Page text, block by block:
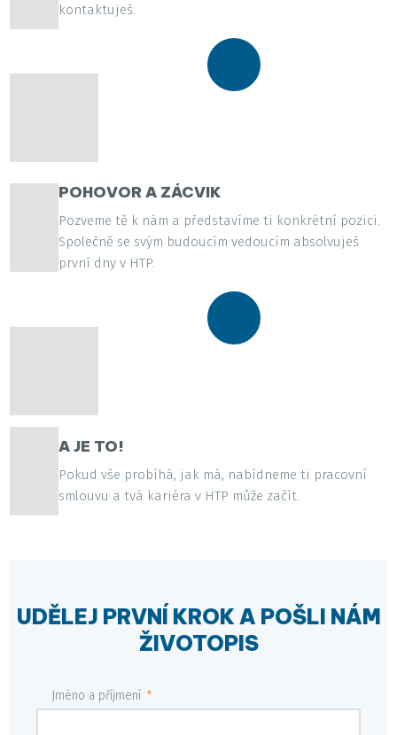
kontaktuješ.
POHOVOR A ZÁCVIK
Pozveme tě k nám a představíme ti konkrétní pozici.
Společně se svým budoucím vedoucím absolvuješ
první dny v HTP.
A JE TO!
Pokud vše probíhá, jak má, nabídneme ti pracovní
smlouvu a tvá kariéra v HTP může začít.
UDĚLEJ PRVNÍ KROK A POŠLI NÁM
ŽIVOTOPIS
Jméno a příjmení *